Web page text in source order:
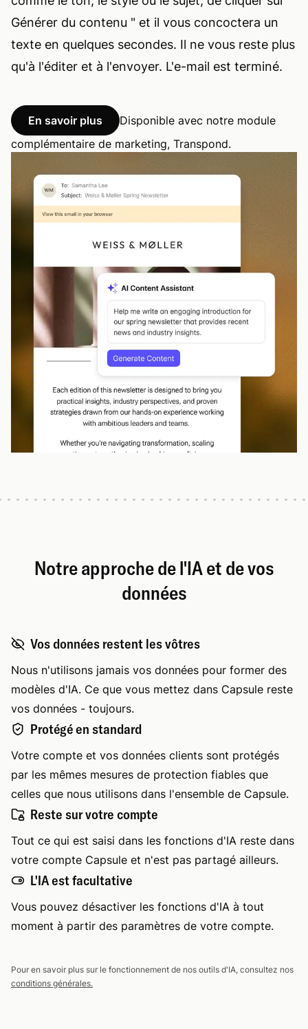
Générer du contenu " et il vous concoctera un
texte en quelques secondes. Il ne vous reste plus
qu'à l'éditer et à l'envoyer. L'e-mail est terminé.
En savoir plus
Disponible avec notre module
complémentaire de marketing, Transpond.
Notre approche de l'IA et de vos
données
Vos données restent les vôtres
Nous n'utilisons jamais vos données pour former des
modèles d'IA. Ce que vous mettez dans Capsule reste
vos données - toujours.
Protégé en standard
Votre compte et vos données clients sont protégés
par les mêmes mesures de protection fiables que
celles que nous utilisons dans l'ensemble de Capsule.
Reste sur votre compte
Tout ce qui est saisi dans les fonctions d'IA reste dans
votre compte Capsule et n'est pas partagé ailleurs.
L'IA est facultative
Vous pouvez désactiver les fonctions d'IA à tout
moment à partir des paramètres de votre compte.
Pour en savoir plus sur le fonctionnement de nos outils d'IA, consultez nos
conditions générales.